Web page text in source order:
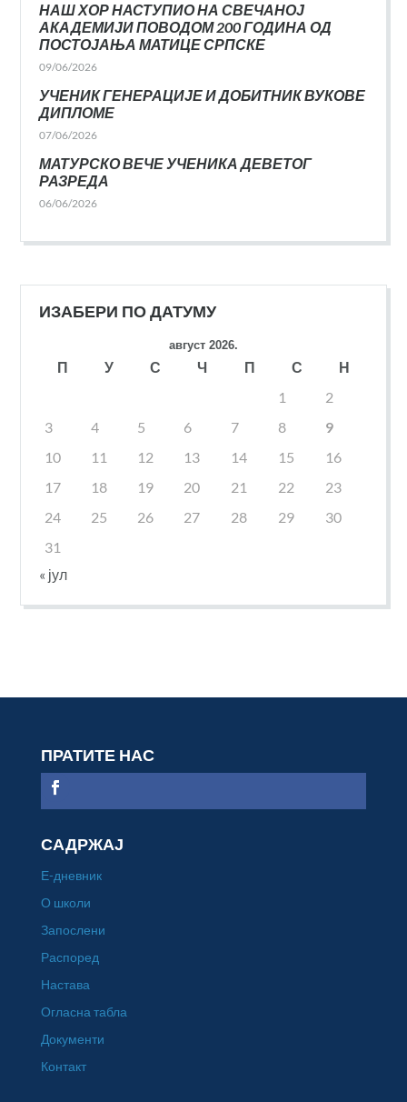
НАШ ХОР НАСТУПИО НА СВЕЧАНОЈ
АКАДЕМИЈИ ПОВОДОМ 200 ГОДИНА ОД
ПОСТОЈАЊА МАТИЦЕ СРПСКЕ
09/06/2026
УЧЕНИК ГЕНЕРАЦИЈЕ И ДОБИТНИК ВУКОВЕ
ДИПЛОМЕ
07/06/2026
МАТУРСКО ВЕЧЕ УЧЕНИКА ДЕВЕТОГ
РАЗРЕДА
06/06/2026
ИЗАБЕРИ ПО ДАТУМУ
август 2026.
П У С Ч П С
Н
1
2
3
4 5 6 7 8
9
10
11 12 13 14 15
16
17
18 19 20 21 22
23
24
25 26 27 28 29
30
31
« јул
ПРАТИТЕ НАС
САДРЖАЈ
Е-дневник
О школи
Запослени
Распоред
Настава
Огласна табла
Документи
Контакт